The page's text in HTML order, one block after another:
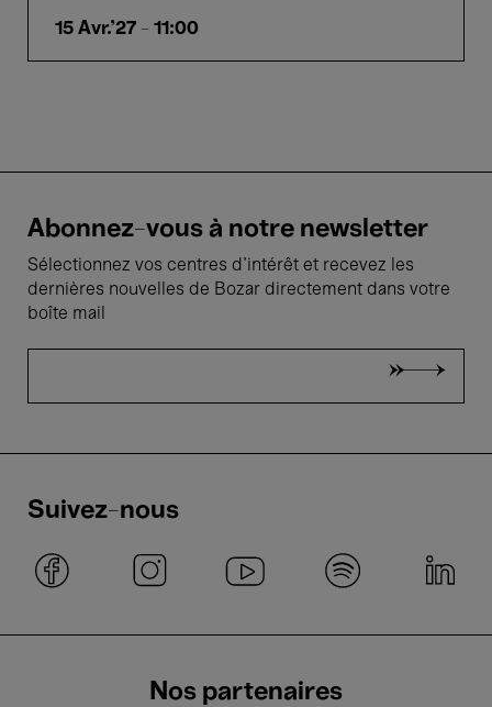
15 Avr.'27 - 11:00
Abonnez-vous à notre newsletter
Sélectionnez vos centres d'intérêt et recevez les
dernières nouvelles de Bozar directement dans votre
boîte mail
Suivez-nous
Nos partenaires